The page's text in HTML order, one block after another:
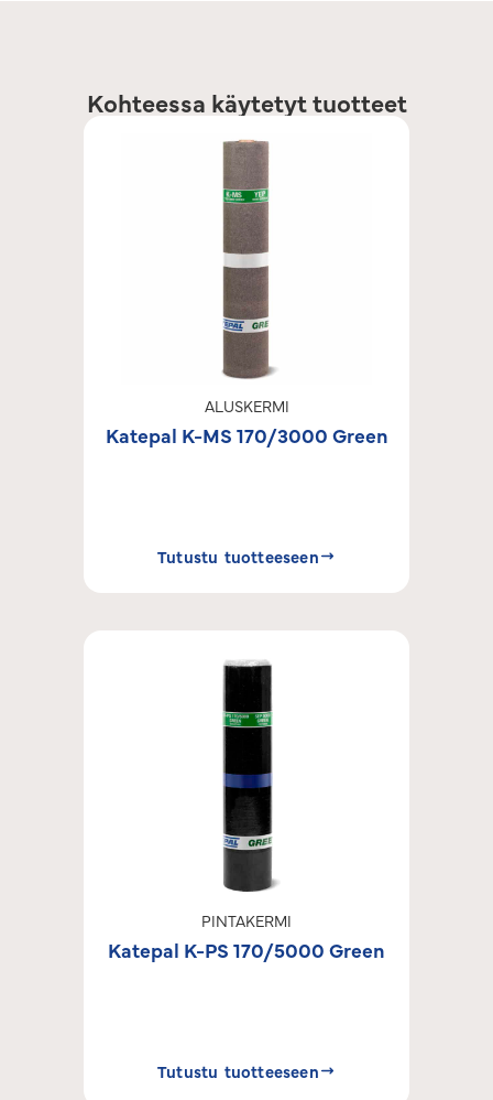
Kohteessa käytetyt tuotteet
ALUSKERMI
Katepal K-MS 170/3000 Green
Tutustu tuotteeseen
PINTAKERMI
Katepal K-PS 170/5000 Green
Tutustu tuotteeseen